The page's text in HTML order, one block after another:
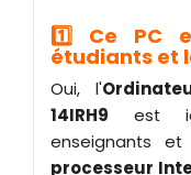
1️⃣ Ce PC
étudiants et
Oui, l'
14IRH9 est
enseignants
processeur